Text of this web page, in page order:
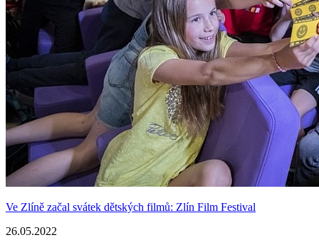
Ve Zlíně začal svátek dětských filmů: Zlín Film Festival
26.05.2022